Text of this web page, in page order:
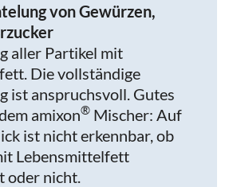
von Gewürzen,
aller Partikel mit
Die vollständige
ist anspruchsvoll. Gutes
amixon® Mischer: Auf
ist nicht erkennbar, ob
Lebensmittelfett
oder nicht.